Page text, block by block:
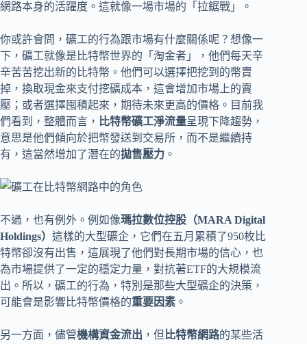
網路本身的活躍度。這就像一場市場的「拉鋸戰」。
你或許會問，礦工的行為跟市場有什麼關係呢？想像一
下，礦工就像是比特幣世界的「淘金者」，他們每天辛
辛苦苦挖出新的比特幣。他們可以選擇把挖到的幣賣
掉，換取現金來支付挖礦成本，這會增加市場上的賣
壓；或者選擇囤積起來，期待未來更高的價格。目前我
們看到，整體而言， 比特幣礦工淨流量呈現下降趨勢，
意思是他們傾向於把幣發送到交易所，而不是繼續持
有，這當然增加了潛在的拋售壓力 。
不過，也有例外。例如像瑪拉數位控股（MARA Digital
Holdings） 這樣的大型礦企，它們在五月累積了950枚比
特幣卻沒有出售，這展現了他們對長期市場的信心，也
為市場提供了一定的穩定力量，對抗著ETF的大規模流
出。所以，礦工的行為，特別是那些大型礦企的決策，
可能會是影響比特幣價格的重要因素 。
另一方面，儘管機構資金流出 ，但 比特幣網路的某些活